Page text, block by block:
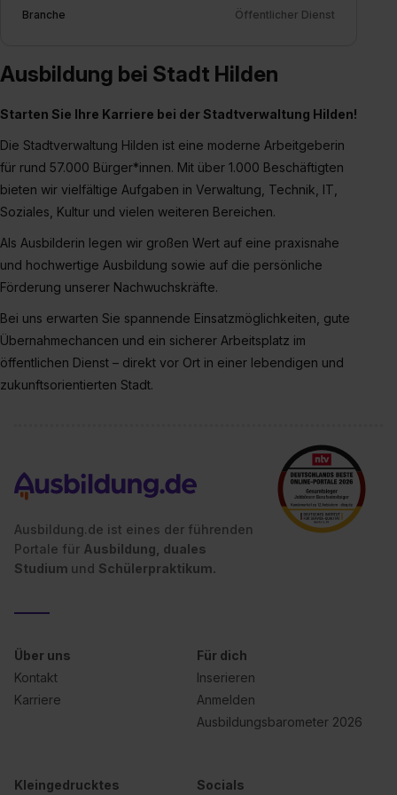
Dienste, ggfs. mit Sitz in den USA, übermittelt werden.
bestimmte Verwendungszwecke zulassen, triff deine
erlauben“. Die Einwilligung zur Platzierung von Cookies
der Kategorien „Präferenzen“, „Statistiken“ und „Social
Media und Marketing“ umfasst hierbei die Einwilligung
zur Übermittlung deiner Daten in die USA (Art. 49 Abs. 1
S. 1 lit. a) DS-GVO). Die USA verfügen über kein
II). Du kannst die von dir erteilte Einwilligung jederzeit mit
Wirkung für die Zukunft ganz oder teilweise über unsere
Datenschutzerklärung unter dem Punkt „Datenschutz-
Einstellungen“ widerrufen. Weitere Informationen zu den
einzelnen Cookies findest du durch Klick auf „Details
zeigen“. Weitere Informationen: Datenschutzerklärung
Impressum.
Branche Öffentlicher Dienst
Ausbildung bei Stadt Hilden
Starten Sie Ihre Karriere bei der Stadtverwaltung Hilden!
Die Stadtverwaltung Hilden ist eine moderne Arbeitgeberin
für rund 57.000 Bürger*innen. Mit über 1.000 Beschäftigten
bieten wir vielfältige Aufgaben in Verwaltung, Technik, IT,
Soziales, Kultur und vielen weiteren Bereichen.
Als Ausbilderin legen wir großen Wert auf eine praxisnahe
und hochwertige Ausbildung sowie auf die persönliche
Förderung unserer Nachwuchskräfte.
Bei uns erwarten Sie spannende Einsatzmöglichkeiten, gute
Übernahmechancen und ein sicherer Arbeitsplatz im
öffentlichen Dienst – direkt vor Ort in einer lebendigen und
zukunftsorientierten Stadt.
Ausbildung.de ist eines der führenden
Portale für Ausbildung, duales
Studium und Schülerpraktikum.
Über uns
Kontakt
Karriere
Für dich
Inserieren
Anmelden
Ausbildungsbarometer 2026
Kleingedrucktes Socials